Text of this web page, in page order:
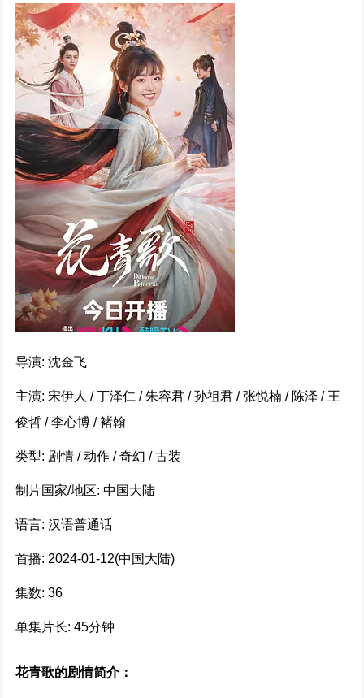
惜花芷 (2024)
321266次播放
清明上河图密码 (2024)
310977次播放
难哄 (2024)
295353次播放
执笔 (2024)
292635次播放
惊弦 (2024)
253613次播放
223285次播放
222701次播放
167362次播放
导演: 沈金飞
主演: 宋伊人 / 丁泽仁 / 朱容君 / 孙祖君 / 张悦楠 / 陈泽 / 王
俊哲 / 李心博 / 褚翰
类型: 剧情 / 动作 / 奇幻 / 古装
制片国家/地区: 中国大陆
语言: 汉语普通话
首播: 2024-01-12(中国大陆)
集数: 36
单集片长: 45分钟
花青歌的剧情简介：